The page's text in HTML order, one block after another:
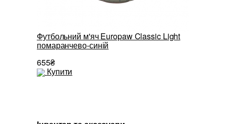
Футбольний м'яч Europaw Classic Light
помаранчево-синій
655₴
Купити